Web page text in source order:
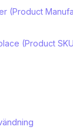
(Product
(Product